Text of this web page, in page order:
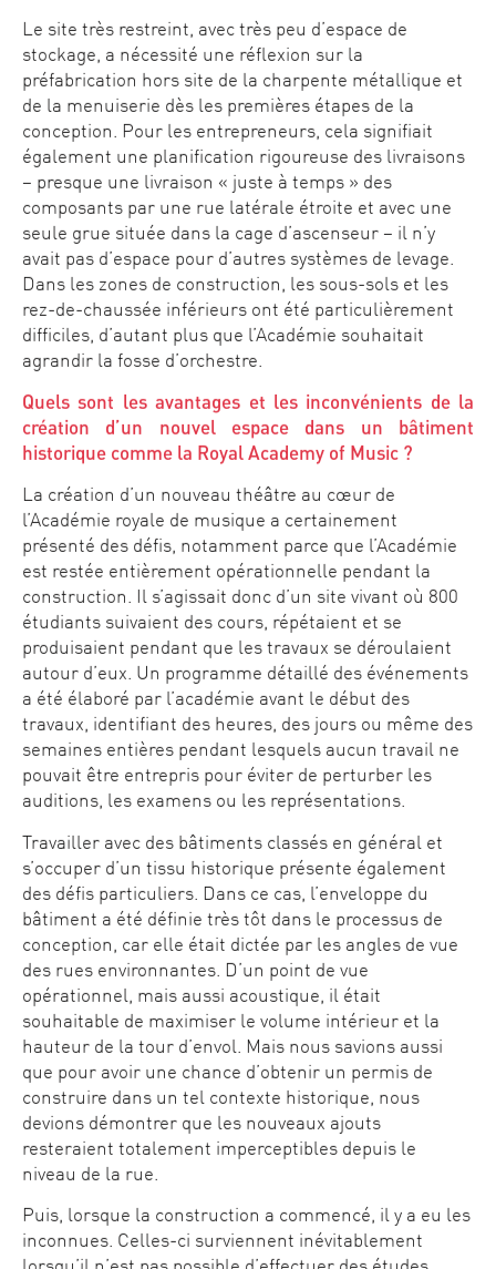
Le site très restreint, avec très peu d’espace de
stockage, a nécessité une réflexion sur la
préfabrication hors site de la charpente métallique et
de la menuiserie dès les premières étapes de la
conception. Pour les entrepreneurs, cela signifiait
également une planification rigoureuse des livraisons
– presque une livraison « juste à temps » des
composants par une rue latérale étroite et avec une
seule grue située dans la cage d’ascenseur – il n’y
avait pas d’espace pour d’autres systèmes de levage.
Dans les zones de construction, les sous-sols et les
rez-de-chaussée inférieurs ont été particulièrement
difficiles, d’autant plus que l’Académie souhaitait
agrandir la fosse d’orchestre.
Quels sont les avantages et les inconvénients de la
création d’un nouvel espace dans un bâtiment
historique comme la Royal Academy of Music ?
La création d’un nouveau théâtre au cœur de
l’Académie royale de musique a certainement
présenté des défis, notamment parce que l’Académie
est restée entièrement opérationnelle pendant la
construction. Il s’agissait donc d’un site vivant où 800
étudiants suivaient des cours, répétaient et se
produisaient pendant que les travaux se déroulaient
autour d’eux. Un programme détaillé des événements
a été élaboré par l’académie avant le début des
travaux, identifiant des heures, des jours ou même des
semaines entières pendant lesquels aucun travail ne
pouvait être entrepris pour éviter de perturber les
auditions, les examens ou les représentations.
Travailler avec des bâtiments classés en général et
s’occuper d’un tissu historique présente également
des défis particuliers. Dans ce cas, l’enveloppe du
bâtiment a été définie très tôt dans le processus de
conception, car elle était dictée par les angles de vue
des rues environnantes. D’un point de vue
opérationnel, mais aussi acoustique, il était
souhaitable de maximiser le volume intérieur et la
hauteur de la tour d’envol. Mais nous savions aussi
que pour avoir une chance d’obtenir un permis de
construire dans un tel contexte historique, nous
devions démontrer que les nouveaux ajouts
resteraient totalement imperceptibles depuis le
niveau de la rue.
Puis, lorsque la construction a commencé, il y a eu les
inconnues. Celles-ci surviennent inévitablement